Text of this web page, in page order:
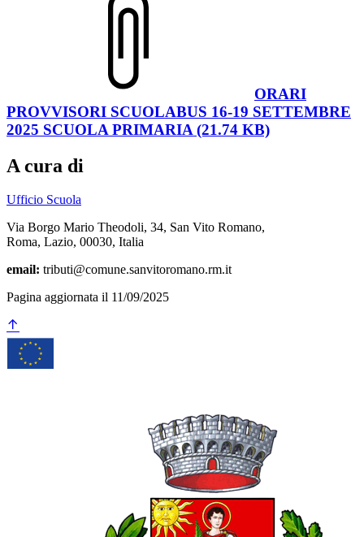
ORARI
PROVVISORI SCUOLABUS 16-19 SETTEMBRE
2025 SCUOLA PRIMARIA (21.74 KB)
A cura di
Ufficio Scuola
Via Borgo Mario Theodoli, 34, San Vito Romano,
Roma, Lazio, 00030, Italia
email: tributi@comune.sanvitoromano.rm.it
Pagina aggiornata il 11/09/2025